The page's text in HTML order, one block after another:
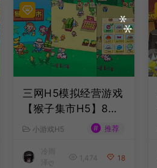
三网H5模拟经营游戏
【猴子集市H5】8月
最新整理Linux手工
端+解压即玩+简易安
小游戏H5 # 推荐
泽ღ
1,474 18